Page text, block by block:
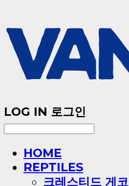
LOG IN 로그인
HOME
REPTILES
크레스티드 게코